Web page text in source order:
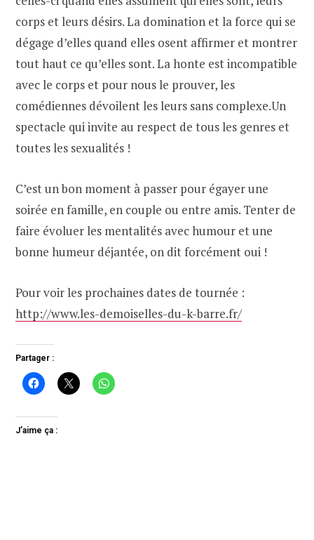
corps et leurs désirs. La domination et la force qui se
dégage d’elles quand elles osent affirmer et montrer
tout haut ce qu’elles sont. La honte est incompatible
avec le corps et pour nous le prouver, les
comédiennes dévoilent les leurs sans complexe.Un
spectacle qui invite au respect de tous les genres et
toutes les sexualités !
C’est un bon moment à passer pour égayer une
soirée en famille, en couple ou entre amis. Tenter de
faire évoluer les mentalités avec humour et une
bonne humeur déjantée, on dit forcément oui !
Pour voir les prochaines dates de tournée :
http://www.les-demoiselles-du-k-barre.fr/
Partager :
J’aime ça :